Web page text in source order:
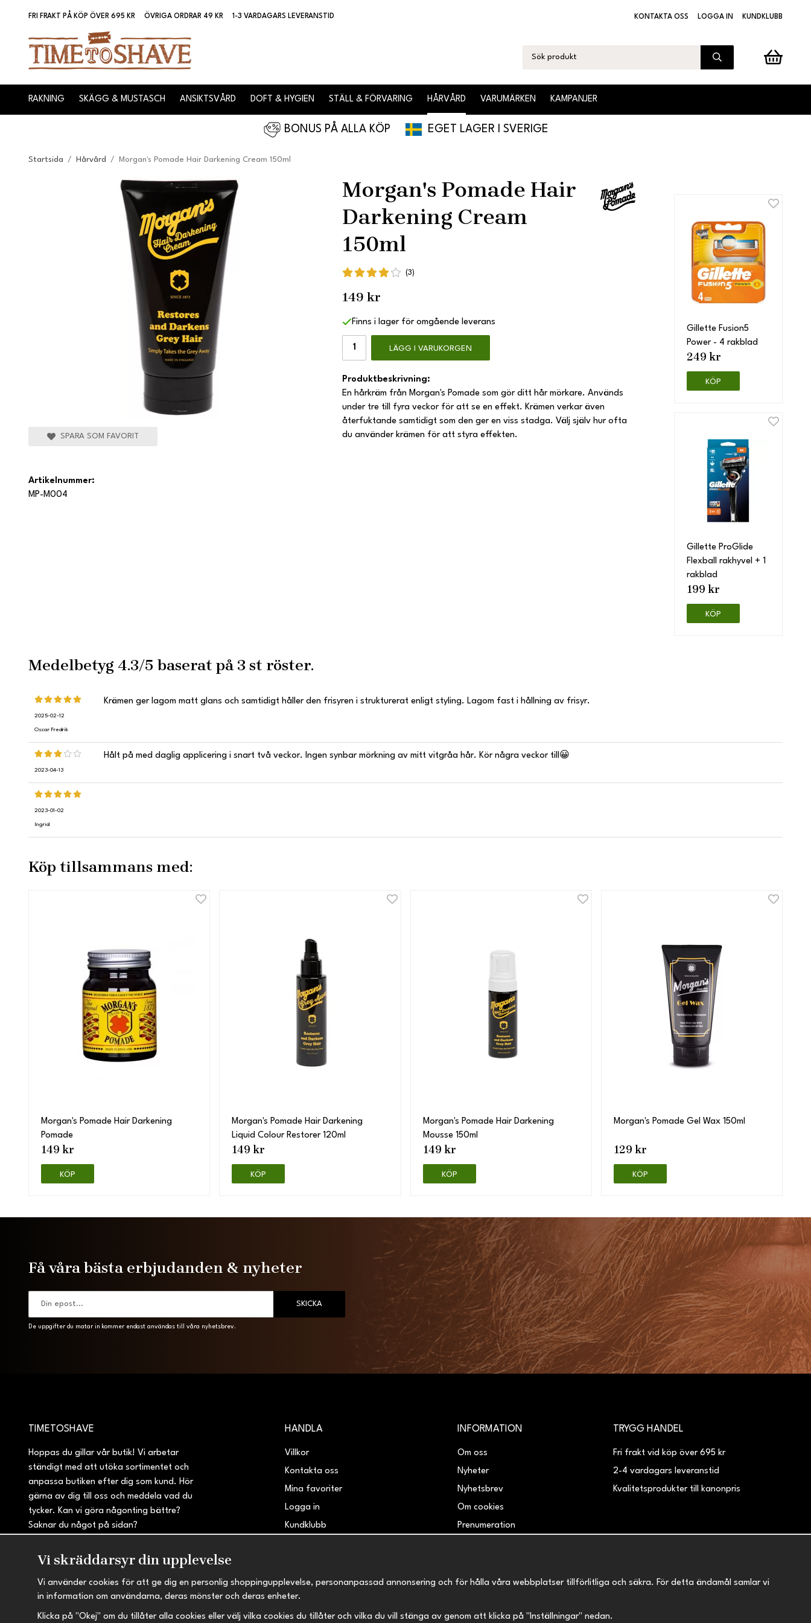
FRI FRAKT PÅ KÖP ÖVER 695 KR ÖVRIGA ORDRAR 49 KR 1-3 VARDAGARS LEVERANSTID KONTAKTA OSS LOGGA IN KUNDKLUBB
RAKNING SKÄGG & MUSTASCH ANSIKTSVÅRD DOFT & HYGIEN STÄLL & FÖRVARING HÅRVÅRD VARUMÄRKEN KAMPANJER
BONUS PÅ ALLA KÖP EGET LAGER I SVERIGE
Startsida / Hårvård / Morgan's Pomade Hair Darkening Cream 150ml
Morgan's Pomade Hair
Darkening Cream
150ml
(3)
149 kr
Finns i lager för omgående leverans
LÄGG I VARUKORGEN
Produktbeskrivning:
En hårkräm från Morgan's Pomade som gör ditt hår mörkare. Används
under tre till fyra veckor för att se en effekt. Krämen verkar även
återfuktande samtidigt som den ger en viss stadga. Välj själv hur ofta
du använder krämen för att styra effekten.
Gillette Fusion5
Power - 4 rakblad
249 kr
KÖP
Gillette ProGlide
Flexball rakhyvel + 1
rakblad
199 kr
KÖP
SPARA SOM FAVORIT
Artikelnummer:
MP-M004
Medelbetyg 4.3/5 baserat på 3 st röster.
2025-02-12
Oscar Fredrik
Krämen ger lagom matt glans och samtidigt håller den frisyren i strukturerat enligt styling. Lagom fast i hållning av frisyr.
2023-04-13
Hålt på med daglig applicering i snart två veckor. Ingen synbar mörkning av mitt vitgråa hår. Kör några veckor till😀
2023-01-02
Ingrid
Köp tillsammans med:
Morgan's Pomade Hair Darkening
Pomade
149 kr
KÖP
Morgan's Pomade Hair Darkening
Liquid Colour Restorer 120ml
149 kr
KÖP
Morgan's Pomade Hair Darkening
Mousse 150ml
149 kr
KÖP
Morgan's Pomade Gel Wax 150ml
129 kr
KÖP
Få våra bästa erbjudanden & nyheter
SKICKA
De uppgifter du matar in kommer endast användas till våra nyhetsbrev.
TIMETOSHAVE
Hoppas du gillar vår butik! Vi arbetar
ständigt med att utöka sortimentet och
anpassa butiken efter dig som kund. Hör
gärna av dig till oss och meddela vad du
tycker. Kan vi göra någonting bättre?
Saknar du något på sidan?
HANDLA
Villkor
Kontakta oss
Mina favoriter
Logga in
Kundklubb
INFORMATION
Om oss
Nyheter
Nyhetsbrev
Om cookies
Prenumeration
TRYGG HANDEL
Fri frakt vid köp över 695 kr
2-4 vardagars leveranstid
Kvalitetsprodukter till kanonpris
Vi skräddarsyr din upplevelse
Vi använder cookies för att ge dig en personlig shoppingupplevelse, personanpassad annonsering och för hålla våra webbplatser tillförlitliga och säkra. För detta ändamål samlar vi
in information om användarna, deras mönster och deras enheter.
Klicka på "Okej" om du tillåter alla cookies eller välj vilka cookies du tillåter och vilka du vill stänga av genom att klicka på "Inställningar" nedan.